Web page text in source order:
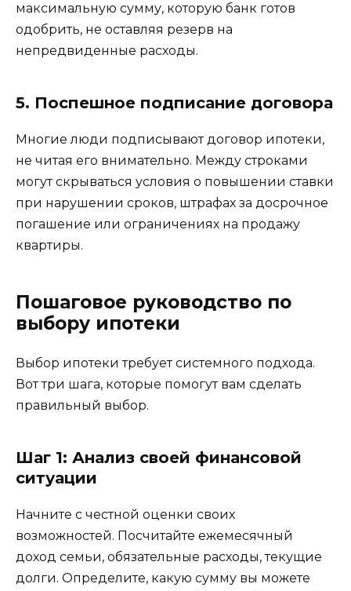
максимальную сумму, которую банк готов
одобрить, не оставляя резерв на
непредвиденные расходы.
5. Поспешное подписание договора
Многие люди подписывают договор ипотеки,
не читая его внимательно. Между строками
могут скрываться условия о повышении ставки
при нарушении сроков, штрафах за досрочное
погашение или ограничениях на продажу
квартиры.
Пошаговое руководство по
выбору ипотеки
Выбор ипотеки требует системного подхода.
Вот три шага, которые помогут вам сделать
правильный выбор.
Шаг 1: Анализ своей финансовой
ситуации
Начните с честной оценки своих
возможностей. Посчитайте ежемесячный
доход семьи, обязательные расходы, текущие
долги. Определите, какую сумму вы можете